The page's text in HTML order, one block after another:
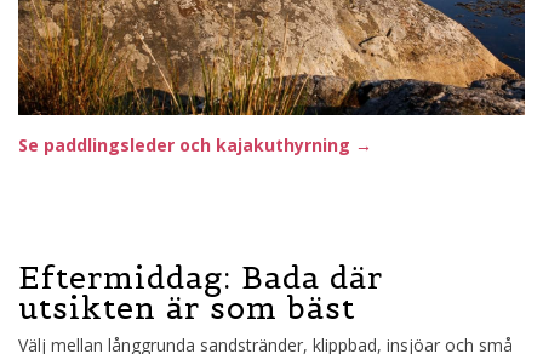
Se paddlingsleder och kajakuthyrning →
Eftermiddag: Bada där
utsikten är som bäst
Välj mellan långgrunda sandstränder, klippbad, insjöar och små